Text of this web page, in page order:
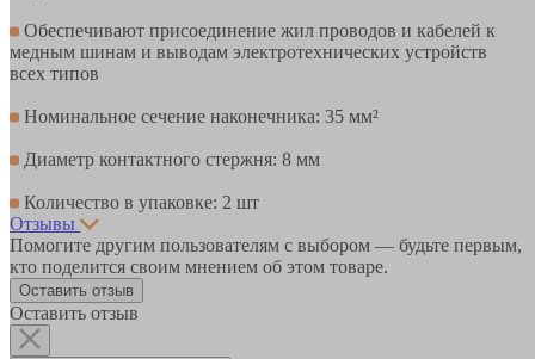
Обеспечивают присоединение жил проводов и кабелей к
медным шинам и выводам электротехнических устройств
всех типов
Номинальное сечение наконечника: 35 мм²
Диаметр контактного стержня: 8 мм
Количество в упаковке: 2 шт
Отзывы
Помогите другим пользователям с выбором — будьте первым,
кто поделится своим мнением об этом товаре.
Оставить отзыв
Оставить отзыв